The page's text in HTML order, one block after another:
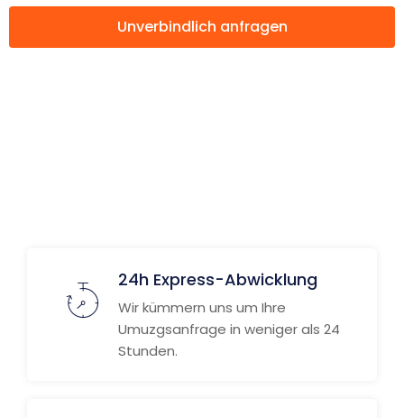
Unverbindlich anfragen
24h Express-Abwicklung
Wir kümmern uns um Ihre
Umuzgsanfrage in weniger als 24
Stunden.